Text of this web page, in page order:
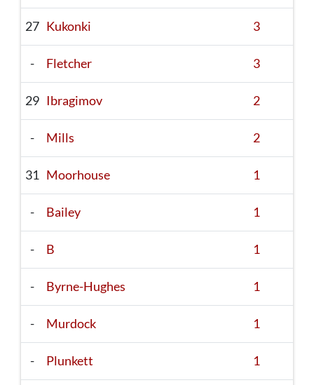
27 Kukonki 3
- Fletcher 3
29 Ibragimov 2
- Mills 2
31 Moorhouse 1
- Bailey 1
- B 1
- Byrne-Hughes 1
- Murdock 1
- Plunkett 1